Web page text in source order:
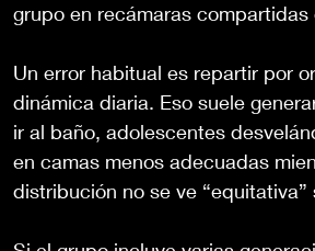
grupo en recámaras
Un error habitual es repartir por
dinámica diaria. Eso suele
ir al baño, adolescentes
en camas menos adecuadas
distribución no se ve